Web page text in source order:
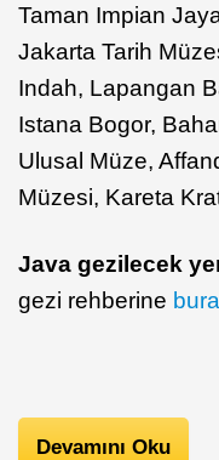
Taman Impian
Jakarta Tarih
Indah, Lapangan
Istana Bogor,
Ulusal Müze,
Müzesi, Kareta
Java gezilecek
gezi rehberine
Devamını Oku